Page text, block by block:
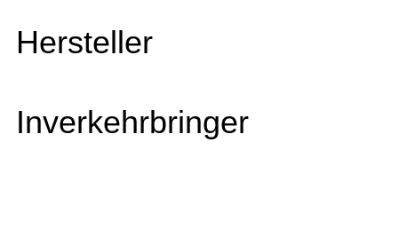
Hersteller
Inverkehrbringer